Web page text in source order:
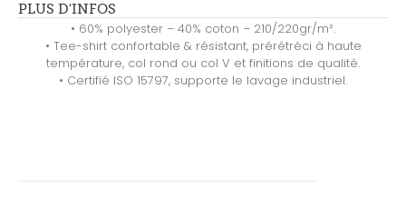
PLUS D'INFOS
• 60% polyester – 40% coton – 210/220gr/m².
• Tee-shirt confortable & résistant, prérétréci à haute
température, col rond ou col V et finitions de qualité.
• Certifié ISO 15797, supporte le lavage industriel.